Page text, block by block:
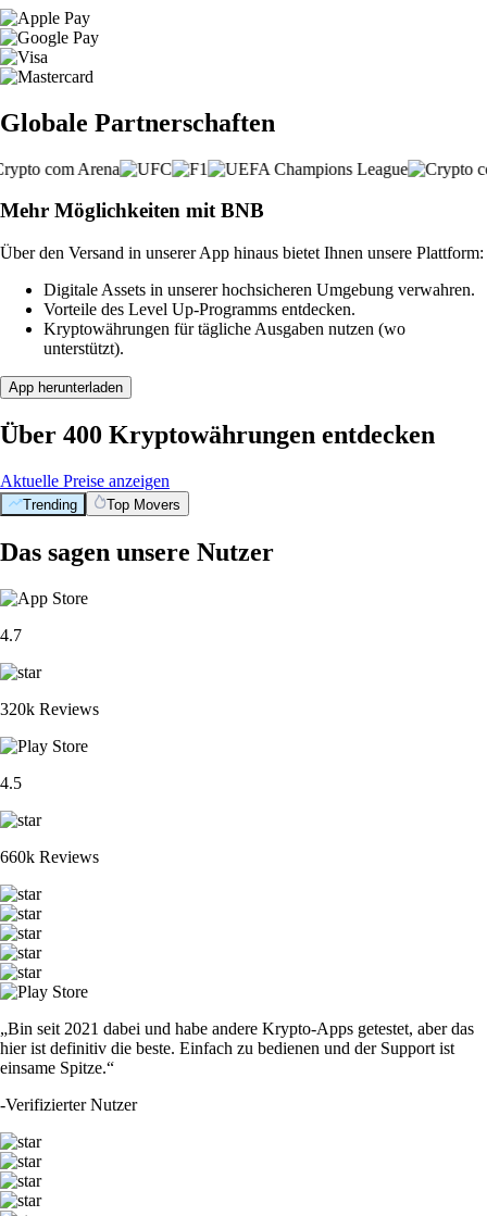
Globale Partnerschaften
Mehr Möglichkeiten mit BNB
Über den Versand in unserer App hinaus bietet Ihnen unsere Plattform:
Digitale Assets in unserer hochsicheren Umgebung verwahren.
Vorteile des Level Up-Programms entdecken.
Kryptowährungen für tägliche Ausgaben nutzen (wo
unterstützt).
App herunterladen
Über 400 Kryptowährungen entdecken
Aktuelle Preise anzeigen
Trending Top Movers
Das sagen unsere Nutzer
4.7
320k Reviews
4.5
660k Reviews
„Bin seit 2021 dabei und habe andere Krypto-Apps getestet, aber das
hier ist definitiv die beste. Einfach zu bedienen und der Support ist
einsame Spitze.“
-Verifizierter Nutzer